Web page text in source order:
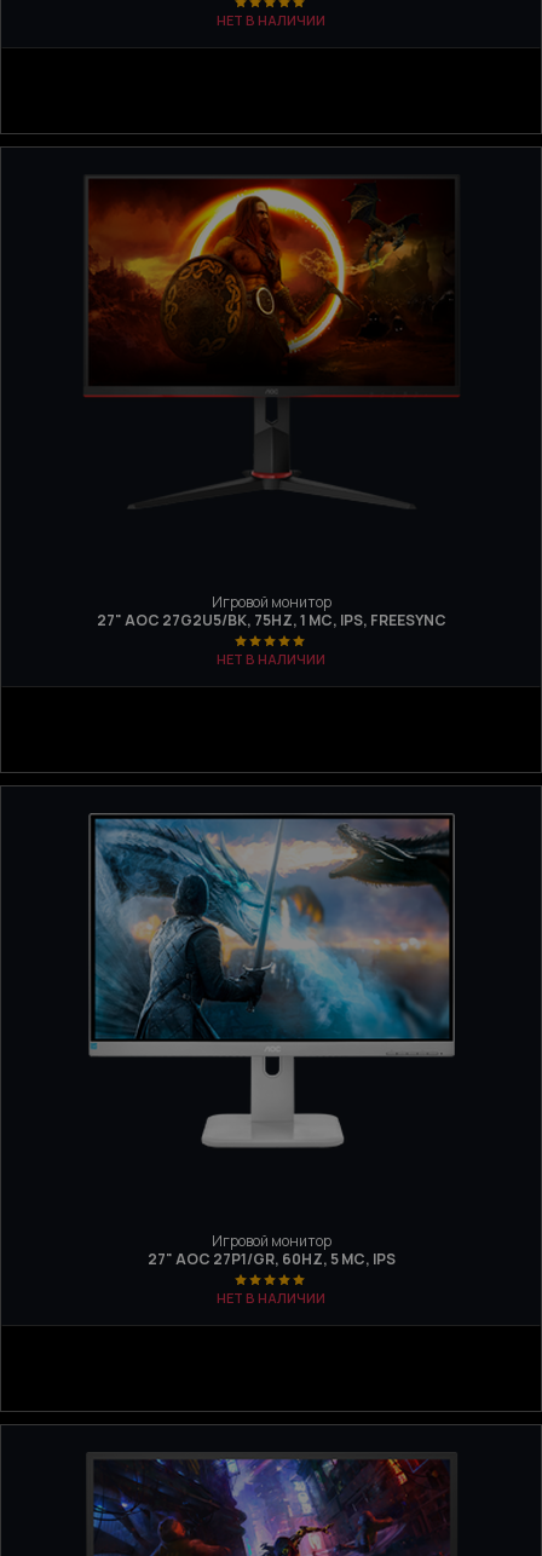
НЕТ В НАЛИЧИИ
Игровой монитор
27" AOC 27G2U5/BK, 75HZ, 1 МС, IPS, FREESYNC
НЕТ В НАЛИЧИИ
Игровой монитор
27" AOC 27P1/GR, 60HZ, 5 МС, IPS
НЕТ В НАЛИЧИИ